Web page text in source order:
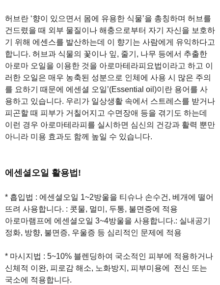
허브란 ‘향이 있으면서 몸에 유용한 식물’을 총칭하며 허브를
건드렸을 때 외부 물질이나 해충으로부터 자기 자신을 보호하
기 위해 에센스를 발산하는데 이 향기는 사람에게 유익하다고
합니다. 허브과 식물의 꽃이나 잎, 줄기, 나무 등에서 추출한
아로마 오일을 이용한 것을 아로마테라피요법이라고 하고 이
러한 오일은 매우 농축된 성분으로 인체에 사용 시 많은 주의
를 요하기 때문에 에센셜 오일’(Essential oil)이란 용어를 사
용하고 있습니다. 우리가 일상생활 속에서 스트레스를 받거나
피곤할 때 피부가 거칠어지고 수면장애 등을 겪기도 하는데
이런 경우 아로마테라피를 실시하면 심신의 건강과 활력 뿐만
아니라 미용 효과도 함께 높일 수 있습니다.
에센셜오일 활용법!
* 흡입법 : 에센셜오일 1~2방울을 티슈나 손수건, 베개에 떨어
뜨려 사용합니다. : 콧물, 멀미, 두통, 불면증에 적용
아로마램프에 에센셜오일 3~4방울을 사용합니다.: 실내공기
정화, 방향, 불면증, 우울증 등 심리적인 문제에 적용
* 마시지법 : 5~10% 블렌딩하여 국소적인 피부에 적용하거나
신체적 이완, 피로감 해소, 노화방지, 피부미용에 전신 또는
국소에 적용합니다.